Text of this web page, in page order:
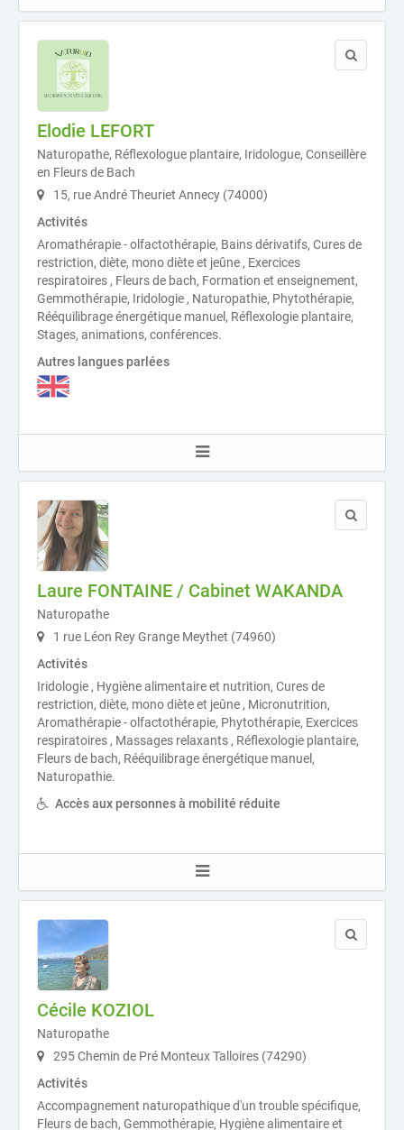
Elodie LEFORT
Naturopathe, Réflexologue plantaire, Iridologue, Conseillère
en Fleurs de Bach
15, rue André Theuriet Annecy (74000)
Activités
Aromathérapie - olfactothérapie, Bains dérivatifs, Cures de
restriction, diète, mono diète et jeûne , Exercices
respiratoires , Fleurs de bach, Formation et enseignement,
Gemmothérapie, Iridologie , Naturopathie, Phytothérapie,
Rééquilibrage énergétique manuel, Réflexologie plantaire,
Stages, animations, conférences.
Autres langues parlées
Laure FONTAINE / Cabinet WAKANDA
Naturopathe
1 rue Léon Rey Grange Meythet (74960)
Activités
Iridologie , Hygiène alimentaire et nutrition, Cures de
restriction, diète, mono diète et jeûne , Micronutrition,
Aromathérapie - olfactothérapie, Phytothérapie, Exercices
respiratoires , Massages relaxants , Réflexologie plantaire,
Fleurs de bach, Rééquilibrage énergétique manuel,
Naturopathie.
Accès aux personnes à mobilité réduite
Cécile KOZIOL
Naturopathe
295 Chemin de Pré Monteux Talloires (74290)
Activités
Accompagnement naturopathique d'un trouble spécifique,
Fleurs de bach, Gemmothérapie, Hygiène alimentaire et